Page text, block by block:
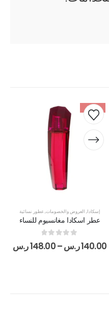
-49%
إسكادا, العروض والخصومات,عطور نسائية
عطر اسكادا مغانسيوم للنساء
140.00ر.س–
148.00ر.س